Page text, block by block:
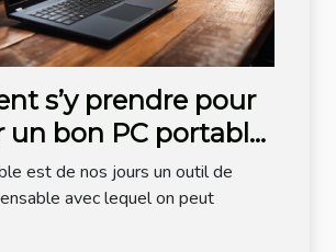
s’y prendre pour
PC portable
est de nos jours un outil de
avec lequel on peut